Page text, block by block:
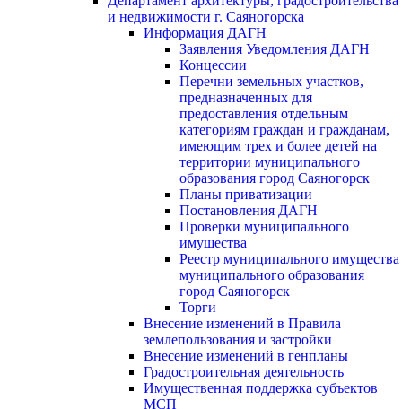
и недвижимости г. Саяногорска
Информация ДАГН
Заявления Уведомления ДАГН
Концессии
Перечни земельных участков,
предназначенных для
предоставления отдельным
категориям граждан и гражданам,
имеющим трех и более детей на
территории муниципального
образования город Саяногорск
Планы приватизации
Постановления ДАГН
Проверки муниципального
имущества
Реестр муниципального имущества
муниципального образования
город Саяногорск
Торги
Внесение изменений в Правила
землепользования и застройки
Внесение изменений в генпланы
Градостроительная деятельность
Имущественная поддержка субъектов
МСП